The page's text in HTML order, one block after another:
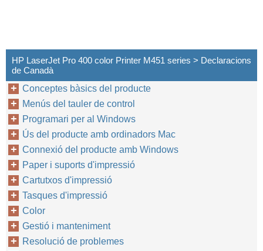
HP LaserJet Pro 400 color Printer M451 series > Declaracions
de Canadà
Conceptes bàsics del producte
Menús del tauler de control
Programari per al Windows
Ús del producte amb ordinadors Mac
Connexió del producte amb Windows
Paper i suports d'impressió
Cartutxos d'impressió
Tasques d'impressió
Color
Gestió i manteniment
Resolució de problemes